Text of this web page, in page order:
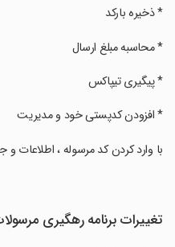
‏* ذخیره بارکد
‏* محاسبه مبلغ ارسال
‏* پیگیری تیپاکس
‏* افزودن کدپستی خود و مدیریت
‏با وارد کردن کد مرسوله ، اطلاعات و
تغییرات برنامه رهگیری